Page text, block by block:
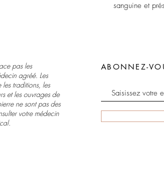
sanguine et
pas les
agréé. Les
traditions, les
et les ouvrages de
ne sont pas des
votre médecin
ABONNEZ-